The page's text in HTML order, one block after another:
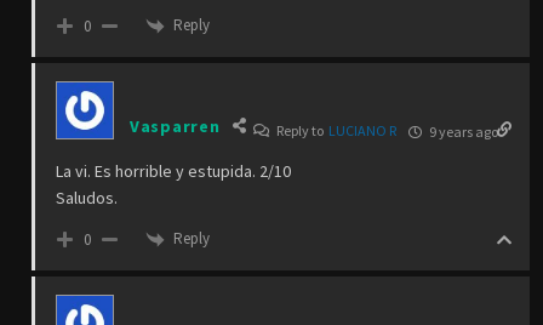
0 Reply
Vasparren Reply to LUCIANO R 9 years ago
La vi. Es horrible y estupida. 2/10
Saludos.
0 Reply